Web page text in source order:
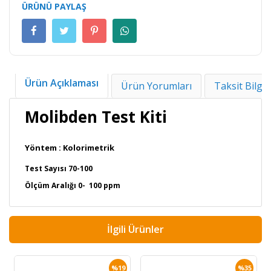
ÜRÜNÜ PAYLAŞ
Ürün Açıklaması Ürün Yorumları Taksit
Molibden Test Kiti
Yöntem : Kolorimetrik
Test Sayısı 70-100
Ölçüm Aralığı 0- 100 ppm
İlgili Ürünler
%19 %35